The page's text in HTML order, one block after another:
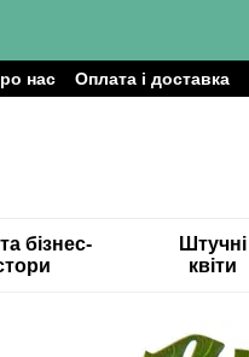
нас Оплата і доставка
бізнес-
Штучні
квіти